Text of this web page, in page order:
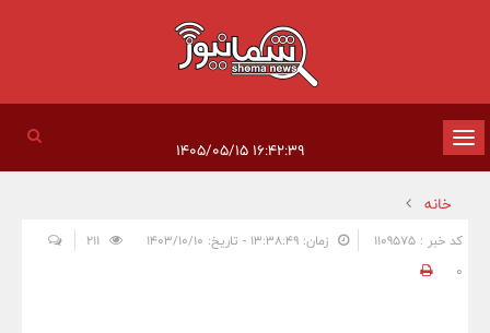
تغییر
وضعیت
ناوبری
خانه
کد خبر : 1109575 زمان: ۱۳:۳۸:۴۹ - تاریخ: ۱۴۰۳/۱۰/۱۰
0